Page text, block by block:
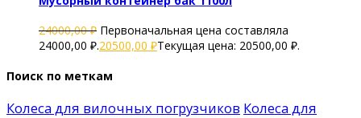
24000,00₽ Первоначальная цена составляла
24000,00 ₽.20500,00 ₽Текущая цена: 20500,00 ₽.
Поиск по меткам
Колеса для вилочных погрузчиков Колеса для